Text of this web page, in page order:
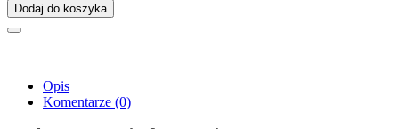
Dodaj do koszyka
Opis
Komentarze (0)